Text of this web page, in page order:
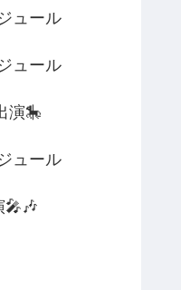
ュール
ュール
演🎠
ュール
🎤🎶